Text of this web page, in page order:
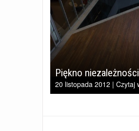
Piękno niezależności
20 listopada 2012 | Czytaj